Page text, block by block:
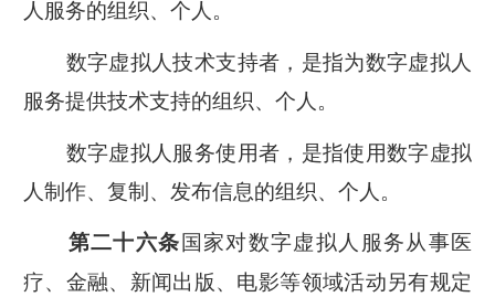
人服务的组织、个人。
数字虚拟人技术支持者，是指为数字虚拟人
服务提供技术支持的组织、个人。
数字虚拟人服务使用者，是指使用数字虚拟
人制作、复制、发布信息的组织、个人。
第二十六条国家对数字虚拟人服务从事医
疗、金融、新闻出版、电影等领域活动另有规定